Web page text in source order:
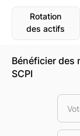
Rotation
des actifs
Bénéficier des
SCPI